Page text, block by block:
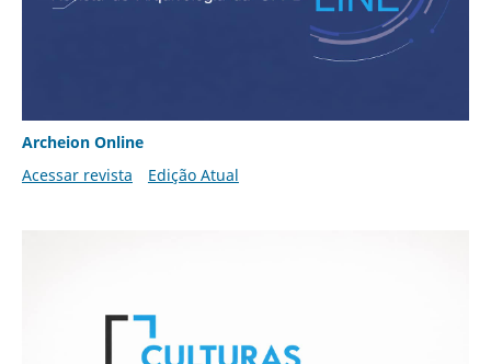
Archeion Online
Acessar revista
Edição Atual